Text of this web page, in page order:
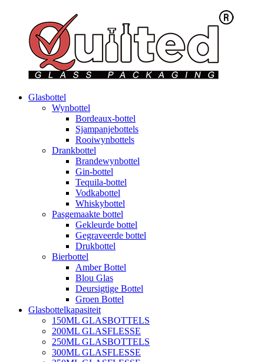
Glasbottel
Wynbottel
Bordeaux-bottel
Sjampanjebottels
Rooiwynbottels
Drankbottel
Brandewynbottel
Gin-bottel
Tequila-bottel
Vodkabottel
Whiskybottel
Pasgemaakte bottel
Gekleurde bottel
Gegraveerde bottel
Drukbottel
Bierbottel
Amber Bottel
Blou Glas
Deursigtige Bottel
Groen Bottel
Glasbottelkapasiteit
150ML GLASBOTTELS
200ML GLASFLESSE
250ML GLASBOTTELS
300ML GLASFLESSE